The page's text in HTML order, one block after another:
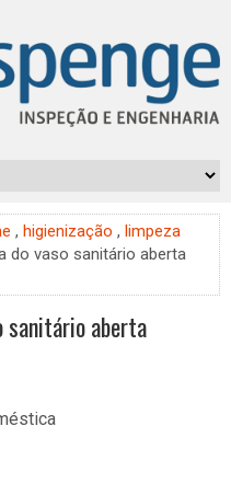
, higienização , limpeza
do vaso sanitário aberta
sanitário aberta